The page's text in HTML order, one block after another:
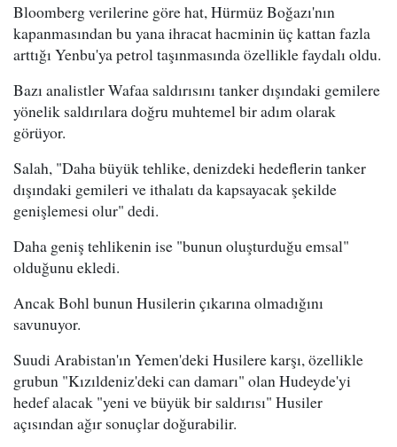
Bloomberg verilerine göre hat, Hürmüz Boğazı'nın
kapanmasından bu yana ihracat hacminin üç kattan fazla
arttığı Yenbu'ya petrol taşınmasında özellikle faydalı oldu.
Bazı analistler Wafaa saldırısını tanker dışındaki gemilere
yönelik saldırılara doğru muhtemel bir adım olarak
görüyor.
Salah, "Daha büyük tehlike, denizdeki hedeflerin tanker
dışındaki gemileri ve ithalatı da kapsayacak şekilde
genişlemesi olur" dedi.
Daha geniş tehlikenin ise "bunun oluşturduğu emsal"
olduğunu ekledi.
Ancak Bohl bunun Husilerin çıkarına olmadığını
savunuyor.
Suudi Arabistan'ın Yemen'deki Husilere karşı, özellikle
grubun "Kızıldeniz'deki can damarı" olan Hudeyde'yi
hedef alacak "yeni ve büyük bir saldırısı" Husiler
açısından ağır sonuçlar doğurabilir.